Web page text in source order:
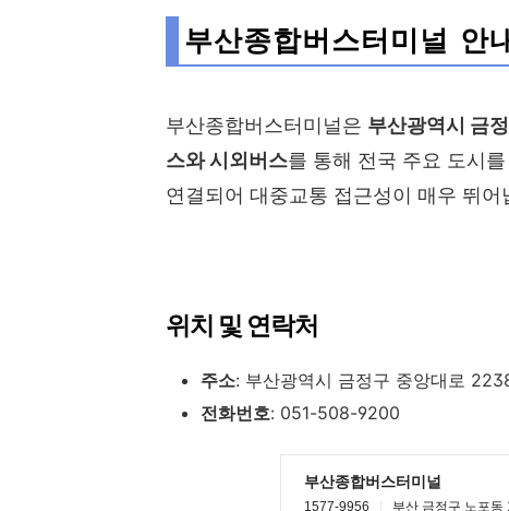
부산종합버스터미널 안
부산종합버스터미널은 부산광역시 금
스와 시외버스를 통해 전국 주요 도시
연결되어 대중교통 접근성이 매우 뛰어
위치 및 연락처
주소: 부산광역시 금정구 중앙대로
전화번호: 051-508-9200